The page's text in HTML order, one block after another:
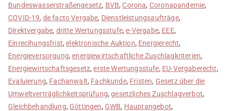
Bundeswasserstraßengesetz, BVB,Corona, Coronapandemie,
COVID-19, de facto Vergabe, Dienstleistungsaufträge,
Direktvergabe, dritte Wertungsstufe,e-Vergabe, EEE,
Einrecihungsfrist,elektronische Auktion, Energierecht,
Energieversorgung,energiewirtschaftliche Zuschlagkriterien,
Energiewirtschaftsgesetz,erste Wertungsstufe, EU-Vergaberecht,
Evaluierung, Fachanwalt, Fachkunde, Fristen, Gesetz über die
Umweltverträglichkeitsprüfung,gesetzliches Zuschlagverbot,
Gleichbehandlung, Göttingen, GWB, Hauptangebot,